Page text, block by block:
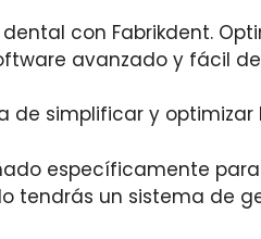
con Fabrikdent.
avanzado y fácil
de simplificar y
específicamente
tendrás un sistema de